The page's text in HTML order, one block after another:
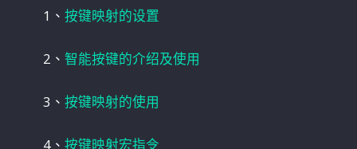
1、 按键映射的设置
2、 智能按键的介绍及使用
3、 按键映射的使用
4、 按键映射宏指令